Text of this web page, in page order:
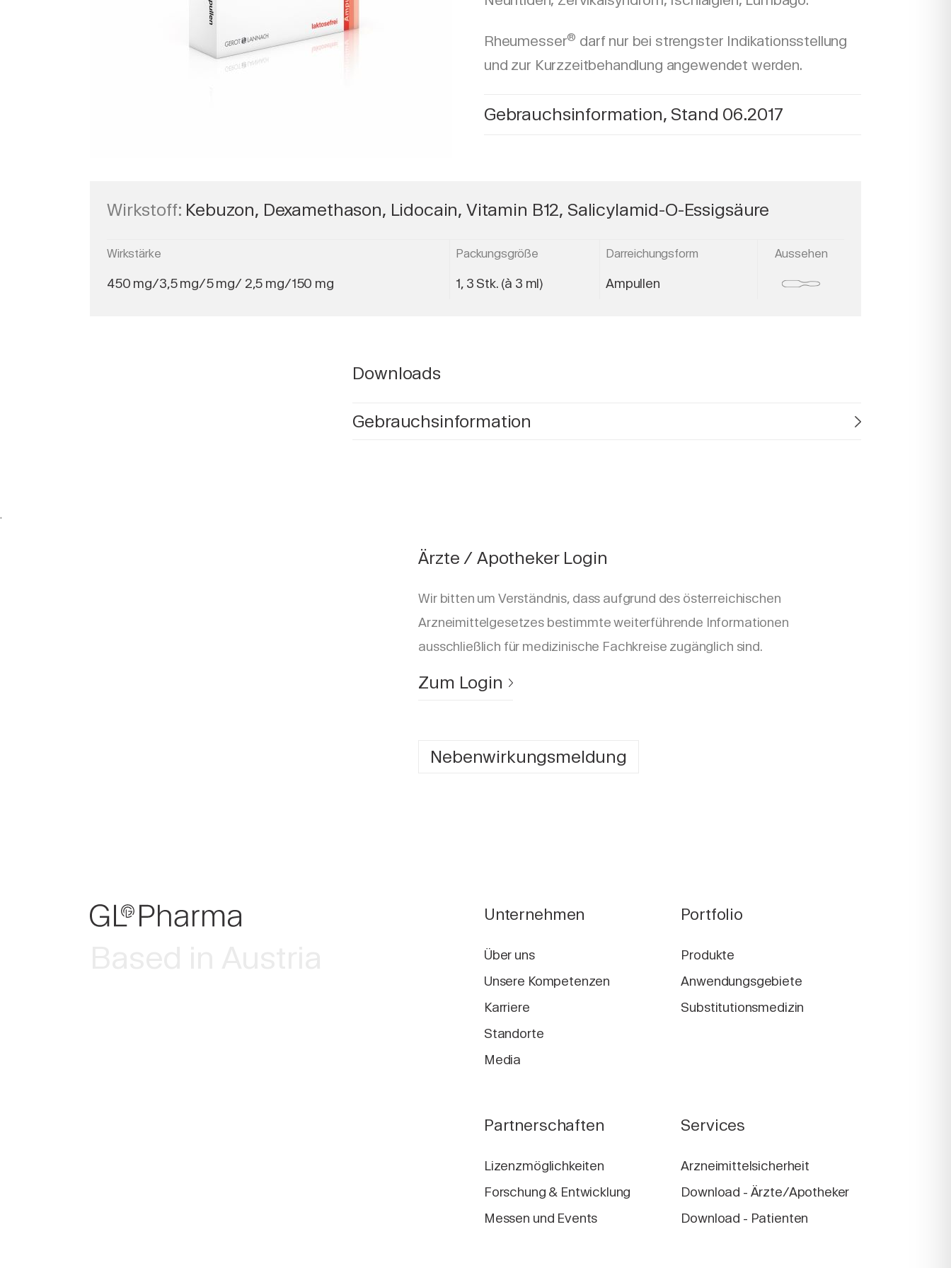
Rheumesser® darf nur bei strengster Indikationsstellung
und zur Kurzzeitbehandlung angewendet werden.
Gebrauchsinformation, Stand 06.2017
Wirkstoff: Kebuzon, Dexamethason, Lidocain, Vitamin B12, Salicylamid-O-Essigsäure
Wirkstärke Packungsgröße Darreichungsform Aussehen
450 mg/3,5 mg/5 mg/ 2,5 mg/150 mg 1, 3 Stk. (à 3 ml) Ampullen
Downloads
Gebrauchsinformation
.
Ärzte / Apotheker Login
Wir bitten um Verständnis, dass aufgrund des österreichischen
Arzneimittelgesetzes bestimmte weiterführende Informationen
ausschließlich für medizinische Fachkreise zugänglich sind.
Zum Login
Nebenwirkungsmeldung
Unternehmen
Über uns
Unsere Kompetenzen
Karriere
Standorte
Media
Portfolio
Produkte
Anwendungsgebiete
Substitutionsmedizin
Partnerschaften
Lizenzmöglichkeiten
Forschung & Entwicklung
Messen und Events
Services
Arzneimittelsicherheit
Download - Ärzte/Apotheker
Download - Patienten